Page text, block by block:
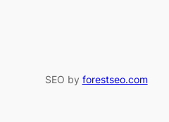
SEO by forestseo.com